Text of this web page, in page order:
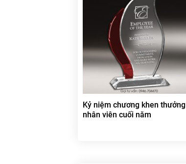
Kỷ niệm chương khen thưởng
nhân viên cuối năm